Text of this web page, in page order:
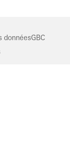
donnéesGBC